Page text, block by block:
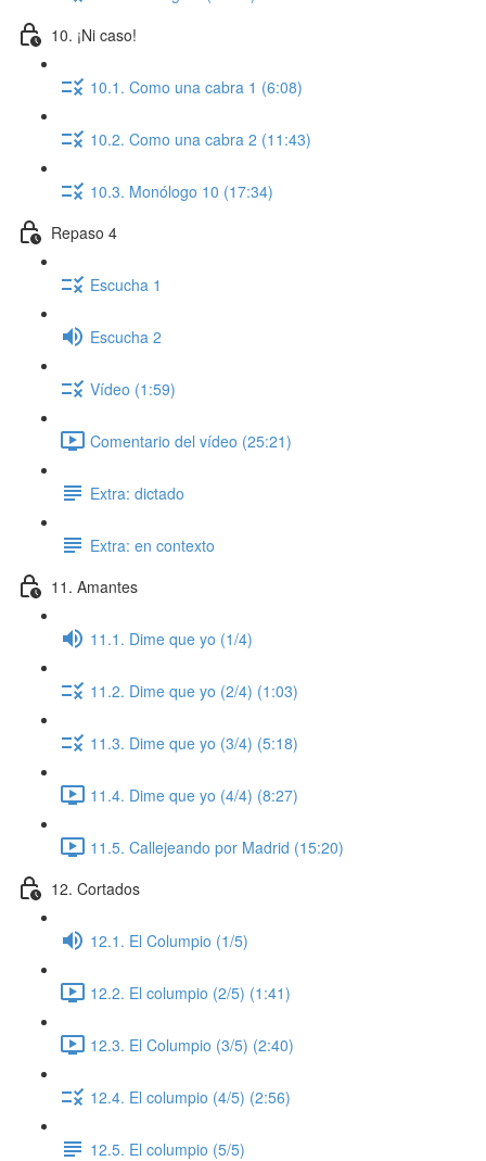
10. ¡Ni caso!
10.1. Como una cabra 1 (6:08)
10.2. Como una cabra 2 (11:43)
10.3. Monólogo 10 (17:34)
Repaso 4
Escucha 1
Escucha 2
Vídeo (1:59)
Comentario del vídeo (25:21)
Extra: dictado
Extra: en contexto
11. Amantes
11.1. Dime que yo (1/4)
11.2. Dime que yo (2/4) (1:03)
11.3. Dime que yo (3/4) (5:18)
11.4. Dime que yo (4/4) (8:27)
11.5. Callejeando por Madrid (15:20)
12. Cortados
12.1. El Columpio (1/5)
12.2. El columpio (2/5) (1:41)
12.3. El Columpio (3/5) (2:40)
12.4. El columpio (4/5) (2:56)
12.5. El columpio (5/5)